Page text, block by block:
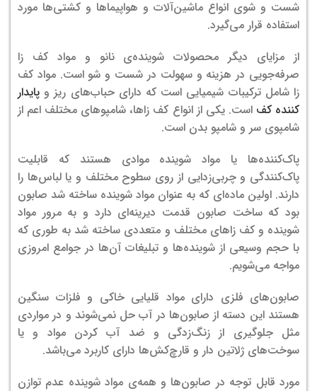
شست و شوی انواع ماشین‌آلات و هواپیماها و کشتی‌ها مورد
استفاده قرار می‌گیرد.
از مزایای دیگر محصولات شوینده‌ی نانو و مواد کف زا
صرفه‌جویی در هزینه و سهولت در شست و شو است. مواد کف
زا شامل ترکیبات شیمیایی است که دارای حباب‌های ریز و پایدار
کننده کف است. یکی از انواع کف زاها، شامپوهای مختلف اعم از
شامپوی سر و شامپو بدن است.
پاک‌کننده‌ها یا مواد شوینده موادی هستند که قابلیت
پاک‌کنندگی و چربی‌زدایی از روی سطوح مختلف و یا لباس‌ها را
دارند. اولین ماده‌ای که به عنوان مواد شوینده ساخته شد صابون
بود که ساخت صابون قدمت دیرینه‌ای دارد و به مرور مواد
شوینده و کف زاهای مختلف و متعددی ساخته شد به طوری که
با حجم وسیعی از شوینده‌ها و تبلیغات آن‌ها در جوامع امروزی
مواجه می‌شویم.
صابون‌های فلزی دارای مواد قلیایی خاکی و فلزات سنگین
هستند این دسته از صابون‌ها در آب حل نمی‌شوند و در مواردی
مثل جلوگیری از زنگ‌زدگی و ضد آب کردن مواد و یا
سوخت‌های ژلاتین دار و قارچ‌کش‌ها دارای کاربرد می‌باشد.
مورد قابل توجه در صابون‌ها و همه‌ی مواد شوینده عدم توازن